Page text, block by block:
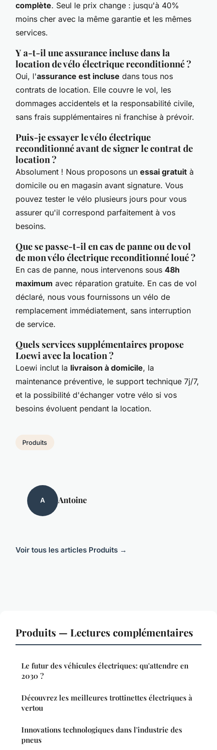
complète. Seul le prix change : jusqu'à 40%
moins cher avec la même garantie et les mêmes
services.
Y a-t-il une assurance incluse dans la
location de vélo électrique reconditionné ?
Oui, l'assurance est incluse dans tous nos
contrats de location. Elle couvre le vol, les
dommages accidentels et la responsabilité civile,
sans frais supplémentaires ni franchise à prévoir.
Puis-je essayer le vélo électrique
reconditionné avant de signer le contrat de
location ?
Absolument ! Nous proposons un essai gratuit à
domicile ou en magasin avant signature. Vous
pouvez tester le vélo plusieurs jours pour vous
assurer qu'il correspond parfaitement à vos
besoins.
Que se passe-t-il en cas de panne ou de vol
de mon vélo électrique reconditionné loué ?
En cas de panne, nous intervenons sous 48h
maximum avec réparation gratuite. En cas de vol
déclaré, nous vous fournissons un vélo de
remplacement immédiatement, sans interruption
de service.
Quels services supplémentaires propose
Loewi avec la location ?
Loewi inclut la livraison à domicile, la
maintenance préventive, le support technique 7j/7,
et la possibilité d'échanger votre vélo si vos
besoins évoluent pendant la location.
Produits
A Antoine
Voir tous les articles Produits →
Produits — Lectures complémentaires
Le futur des véhicules électriques: qu'attendre en
2030 ?
Découvrez les meilleures trottinettes électriques à
vertou
Innovations technologiques dans l'industrie des
pneus